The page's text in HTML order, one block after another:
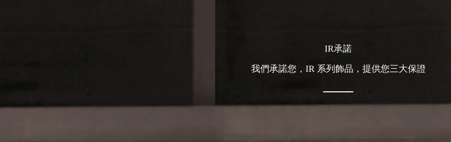
IR承諾
我們承諾您，IR 系列飾品，提供您三大保證